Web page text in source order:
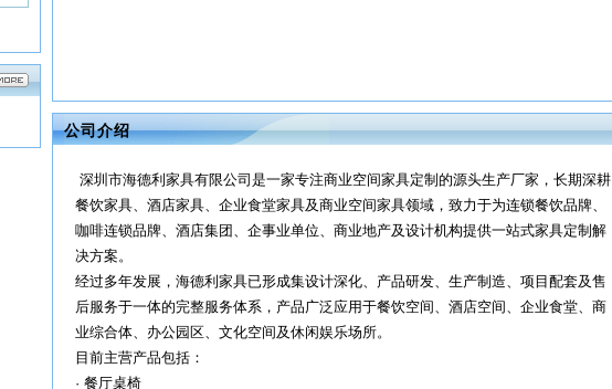
公司介绍
深圳市海德利家具有限公司是一家专注商业空间家具定制的源头生产厂家，长期深耕
餐饮家具、酒店家具、企业食堂家具及商业空间家具领域，致力于为连锁餐饮品牌、
咖啡连锁品牌、酒店集团、企事业单位、商业地产及设计机构提供一站式家具定制解
决方案。
经过多年发展，海德利家具已形成集设计深化、产品研发、生产制造、项目配套及售
后服务于一体的完整服务体系，产品广泛应用于餐饮空间、酒店空间、企业食堂、商
业综合体、办公园区、文化空间及休闲娱乐场所。
目前主营产品包括：
· 餐厅桌椅